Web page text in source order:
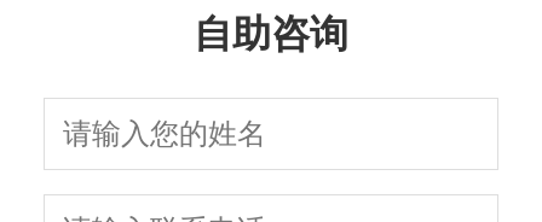
自助咨询